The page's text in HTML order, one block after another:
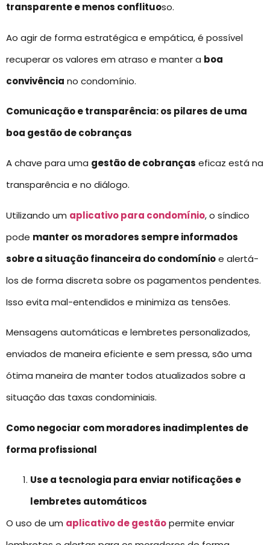
transparente e menos conflituoso.
Ao agir de forma estratégica e empática, é possível
recuperar os valores em atraso e manter a boa
convivência no condomínio.
Comunicação e transparência: os pilares de uma
boa gestão de cobranças
A chave para uma gestão de cobranças eficaz está na
transparência e no diálogo.
Utilizando um aplicativo para condomínio, o síndico
pode manter os moradores sempre informados
sobre a situação financeira do condomínioe alertá-
los de forma discreta sobre os pagamentos pendentes.
Isso evita mal-entendidos e minimiza as tensões.
Mensagens automáticas e lembretes personalizados,
enviados de maneira eficiente e sem pressa, são uma
ótima maneira de manter todos atualizados sobre a
situação das taxas condominiais.
Como negociar com moradores inadimplentes de
forma profissional
Use a tecnologia para enviar notificações e
lembretes automáticos
O uso de um aplicativo de gestãopermite enviar